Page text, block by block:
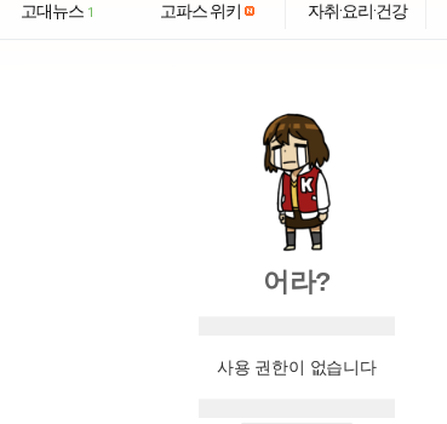
고대뉴스 1
고파스 위키
자취·요리·건강
어라?
사용 권한이 없습니다